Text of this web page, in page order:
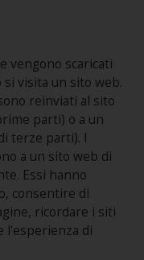
vengono scaricati
visita un sito web.
reinviati al sito
parti) o a un
terze parti). I
a un sito web di
Essi hanno
consentire di
ricordare i siti
l'esperienza di